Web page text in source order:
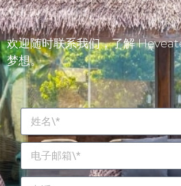
欢迎随时联系我们，了解
梦想。